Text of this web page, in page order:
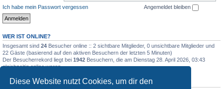
Diese Website nutzt Cookies, um dir den
Ich habe mein Passwort vergessen
Angemeldet bleiben
WER IST ONLINE?
Insgesamt sind 24 Besucher online :: 2 sichtbare Mitglieder, 0 unsichtbare Mitglieder und
22 Gäste (basierend auf den aktiven Besuchern der letzten 5 Minuten)
Der Besucherrekord liegt bei 1942 Besuchern, die am Dienstag 28. April 2026, 03:43
gleichzeitig online waren.
STATISTIK